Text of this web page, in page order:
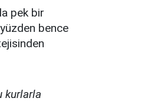
pek bir
bence
kurlarla